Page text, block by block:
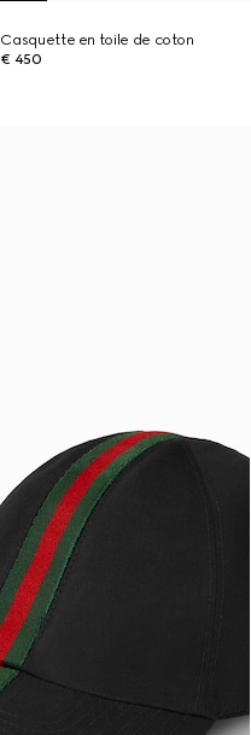
Casquette en toile de coton
€ 450